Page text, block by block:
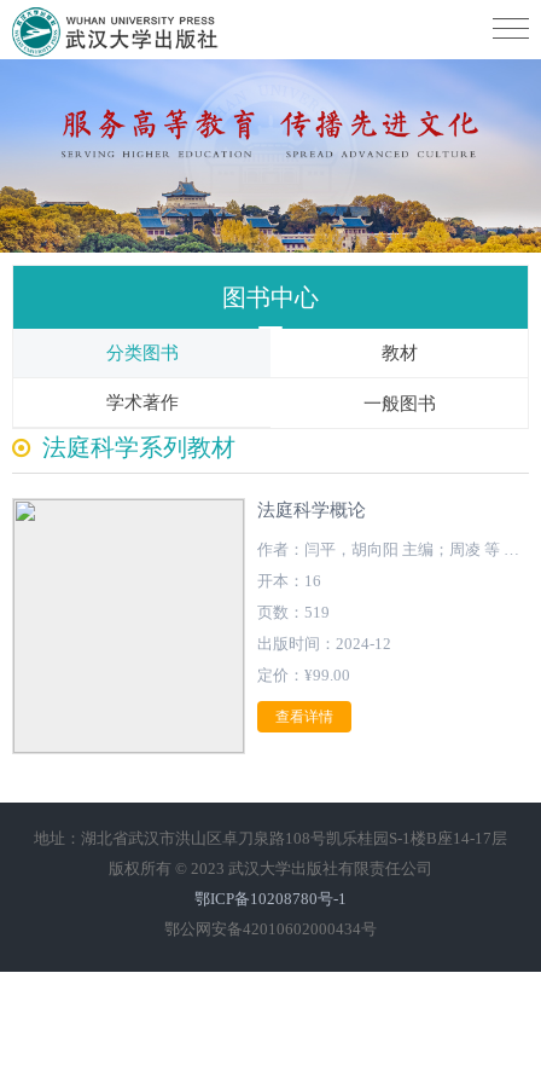
图书中心
分类图书 教材
学术著作 一般图书
法庭科学系列教材
法庭科学概论
作者：闫平，胡向阳 主编；周凌 等 副主编
开本：16
页数：519
出版时间：2024-12
定价：¥99.00
查看详情
地址：湖北省武汉市洪山区卓刀泉路108号凯乐桂园S-1楼B座14-17层
版权所有 © 2023 武汉大学出版社有限责任公司
鄂ICP备10208780号-1
鄂公网安备42010602000434号